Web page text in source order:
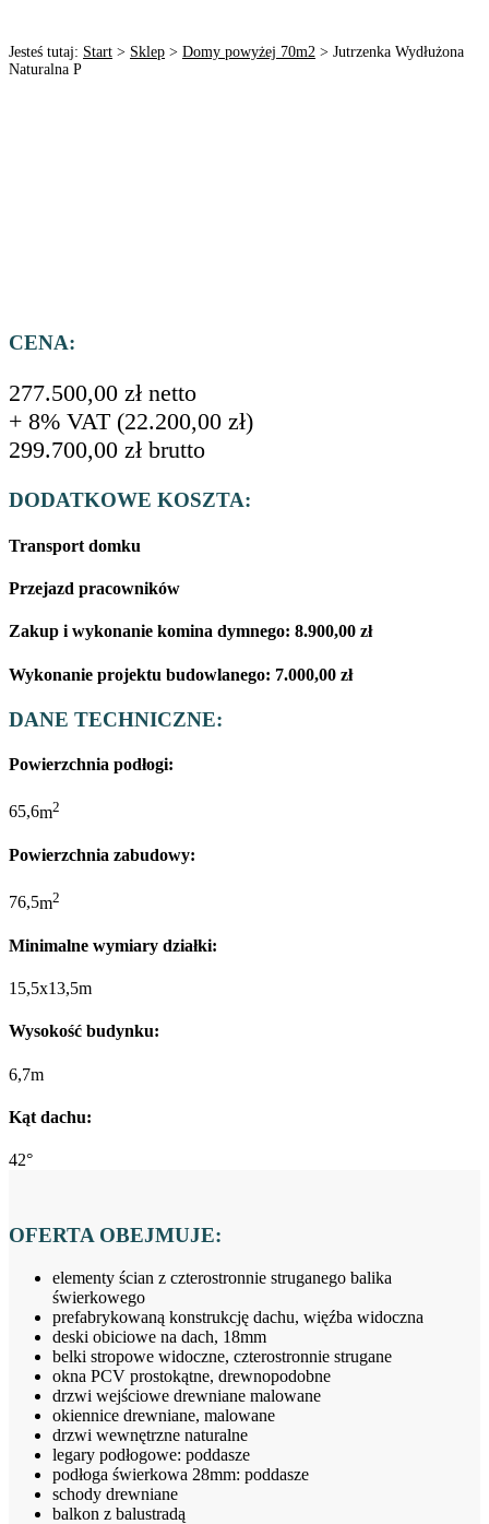
Jesteś tutaj: Start > Sklep > Domy powyżej 70m2 > Jutrzenka Wydłużona
Naturalna P
CENA:
277.500,00 zł netto
+ 8% VAT (22.200,00 zł)
299.700,00 zł brutto
DODATKOWE KOSZTA:
Transport domku
Przejazd pracowników
Zakup i wykonanie komina dymnego: 8.900,00 zł
Wykonanie projektu budowlanego: 7.000,00 zł
DANE TECHNICZNE:
Powierzchnia podłogi:
65,6m2
Powierzchnia zabudowy:
76,5m2
Minimalne wymiary działki:
15,5x13,5m
Wysokość budynku:
6,7m
Kąt dachu:
42°
OFERTA OBEJMUJE:
elementy ścian z czterostronnie struganego balika
świerkowego
prefabrykowaną konstrukcję dachu, więźba widoczna
deski obiciowe na dach, 18mm
belki stropowe widoczne, czterostronnie strugane
okna PCV prostokątne, drewnopodobne
drzwi wejściowe drewniane malowane
okiennice drewniane, malowane
drzwi wewnętrzne naturalne
legary podłogowe: poddasze
podłoga świerkowa 28mm: poddasze
schody drewniane
balkon z balustradą